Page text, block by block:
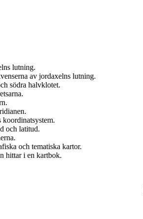
lutning.
av jordaxelns lutning.
södra halvklotet.
och latitud.
och tematiska kartor.
hittar i en kartbok.